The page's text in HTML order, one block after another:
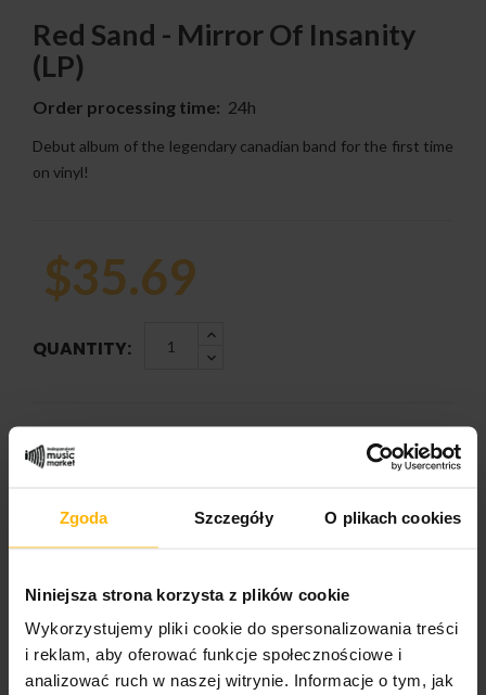
Zgoda Szczegóły O plikach cookies
Niniejsza strona korzysta z plików cookie
Wykorzystujemy pliki cookie do spersonalizowania treści
i reklam, aby oferować funkcje społecznościowe i
analizować ruch w naszej witrynie. Informacje o tym, jak
Red Sand - Mirror Of Insanity
(LP)
Order processing time: 24h
Debut album of the legendary canadian band for the first time
on vinyl!
$35.69
QUANTITY:
PRODUCT DETAILS